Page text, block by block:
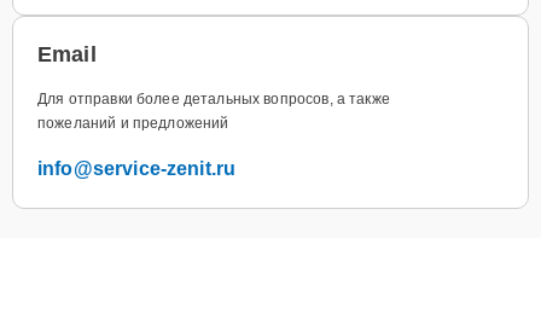
Email
Для отправки более детальных вопросов, а также
пожеланий и предложений
info@service-zenit.ru